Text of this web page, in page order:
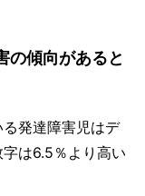
の傾向があると
発達障害児はデ
は6.5％より高い